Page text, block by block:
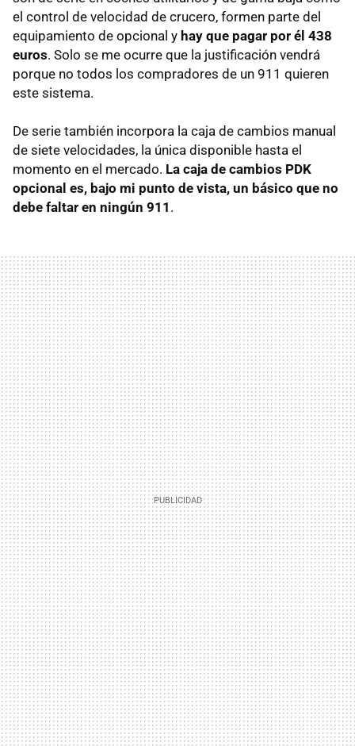
el control de velocidad de crucero, formen parte del
equipamiento de opcional y hay que pagar por él 438
euros. Solo se me ocurre que la justificación vendrá
porque no todos los compradores de un 911 quieren
este sistema.
De serie también incorpora la caja de cambios manual
de siete velocidades, la única disponible hasta el
momento en el mercado. La caja de cambios PDK
opcional es, bajo mi punto de vista, un básico que no
debe faltar en ningún 911 .